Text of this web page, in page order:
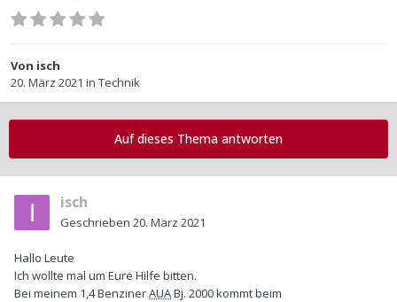
Von isch
20. März 2021 in Technik
Auf dieses Thema antworten
isch
Geschrieben 20. März 2021
Hallo Leute
Ich wollte mal um Eure Hilfe bitten.
Bei meinem 1,4 BenzinerAUABj. 2000 kommt beim